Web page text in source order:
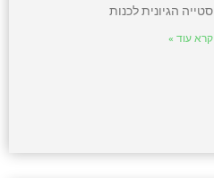
סטייה הגיונית לכנות
קרא עוד »